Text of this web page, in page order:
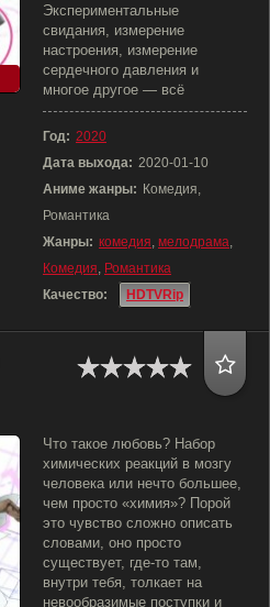
Экспериментальные
свидания, измерение
настроения, измерение
сердечного давления и
многое другое — всё
Год: 2020
Дата выхода: 2020-01-10
Аниме жанры: Комедия,
Романтика
Жанры: комедия, мелодрама,
Комедия, Романтика
Качество:
HDTVRip
Что такое любовь? Набор
химических реакций в мозгу
человека или нечто большее,
чем просто «химия»? Порой
это чувство сложно описать
словами, оно просто
существует, где-то там,
внутри тебя, толкает на
невообразимые поступки и